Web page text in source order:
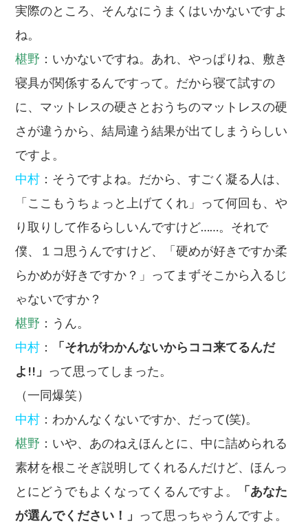
実際のところ、そんなにうまくはいかないですよ
ね。
椹野 ：いかないですね。あれ、やっぱりね、敷き
寝具が関係するんですって。だから寝て試すの
に、マットレスの硬さとおうちのマットレスの硬
さが違うから、結局違う結果が出てしまうらしい
ですよ。
中村 ：そうですよね。だから、すごく凝る人は、
「ここもうちょっと上げてくれ」って何回も、や
り取りして作るらしいんですけど……。それで
僕、１コ思うんですけど、「硬めが好きですか柔
らかめが好きですか？」ってまずそこから入るじ
ゃないですか？
椹野 ：うん。
中村 ：
「それがわかんないからココ来てるんだ
よ!!」 って思ってしまった。
（一同爆笑）
中村 ：わかんなくないですか、だって(笑)。
椹野 ：いや、あのねえほんとに、中に詰められる
素材を根こそぎ説明してくれるんだけど、ほんっ
とにどうでもよくなってくるんですよ。
「あなた
が選んでください！」 って思っちゃうんですよ。